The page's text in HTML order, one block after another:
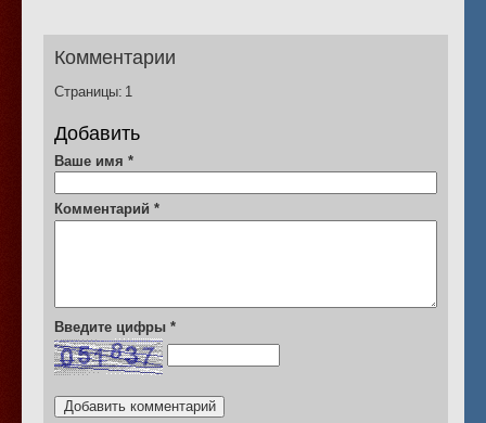
Комментарии
Страницы: 1
Добавить
Ваше имя *
Комментарий *
Введите цифры *